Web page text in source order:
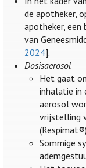
de apotheker,
apotheker, een
van
2024].
Dosisaerosol
Het gaat
inhalatie in
aerosol
vrijstelling
Sommige